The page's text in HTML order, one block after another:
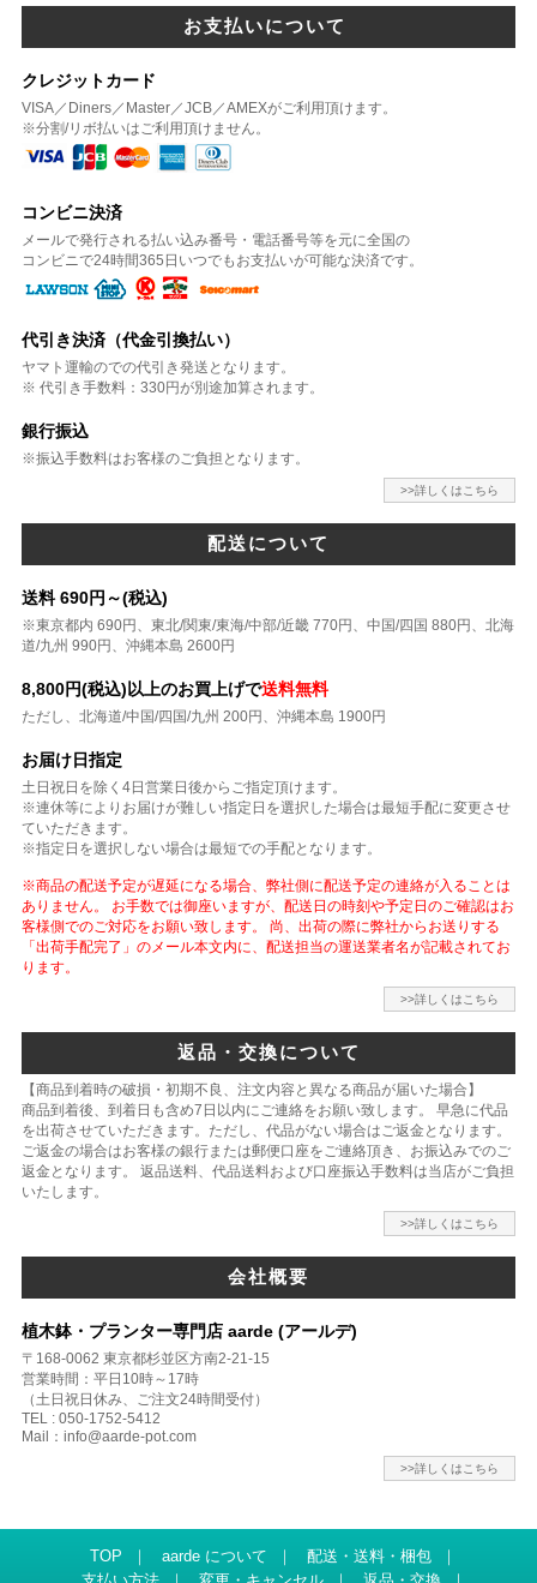
お支払いについて
クレジットカード
VISA／Diners／Master／JCB／AMEXがご利用頂けます。
※分割/リボ払いはご利用頂けません。
コンビニ決済
メールで発行される払い込み番号・電話番号等を元に全国の
コンビニで24時間365日いつでもお支払いが可能な決済です。
代引き決済（代金引換払い）
ヤマト運輸のでの代引き発送となります。
※ 代引き手数料：330円が別途加算されます。
銀行振込
※振込手数料はお客様のご負担となります。
>>詳しくはこちら
配送について
送料 690円～(税込)
※東京都内 690円、東北/関東/東海/中部/近畿 770円、中国/四国 880円、北海
道/九州 990円、沖縄本島 2600円
8,800円(税込)以上のお買上げで送料無料
ただし、北海道/中国/四国/九州 200円、沖縄本島 1900円
お届け日指定
土日祝日を除く4日営業日後からご指定頂けます。
※連休等によりお届けが難しい指定日を選択した場合は最短手配に変更させ
ていただきます。
※指定日を選択しない場合は最短での手配となります。
※商品の配送予定が遅延になる場合、弊社側に配送予定の連絡が入ることは
ありません。 お手数では御座いますが、配送日の時刻や予定日のご確認はお
客様側でのご対応をお願い致します。 尚、出荷の際に弊社からお送りする
「出荷手配完了」のメール本文内に、配送担当の運送業者名が記載されてお
ります。
>>詳しくはこちら
返品・交換について
【商品到着時の破損・初期不良、注文内容と異なる商品が届いた場合】
商品到着後、到着日も含め7日以内にご連絡をお願い致します。 早急に代品
を出荷させていただきます。ただし、代品がない場合はご返金となります。
ご返金の場合はお客様の銀行または郵便口座をご連絡頂き、お振込みでのご
返金となります。 返品送料、代品送料および口座振込手数料は当店がご負担
いたします。
>>詳しくはこちら
会社概要
植木鉢・プランター専門店 aarde (アールデ)
〒168-0062 東京都杉並区方南2-21-15
営業時間：平日10時～17時
（土日祝日休み、ご注文24時間受付）
TEL : 050-1752-5412
Mail：info@aarde-pot.com
>>詳しくはこちら
TOP ｜ aarde について ｜ 配送・送料・梱包
｜